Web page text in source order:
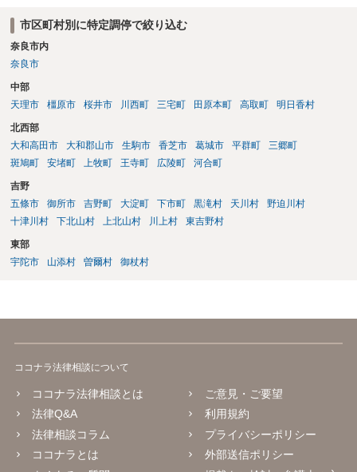
市区町村別に特定調停で絞り込む
奈良市内
奈良市
中部
天理市
橿原市 桜井市 川西町 三宅町 田原本町 高取町 明日香村
北西部
大和高田市
大和郡山市 生駒市 香芝市 葛城市 平群町
三郷町
斑鳩町
安堵町 上牧町 王寺町 広陵町 河合町
吉野
五條市
御所市 吉野町 大淀町 下市町 黒滝村 天川村
野迫川村
十津川村
下北山村 上北山村 川上村 東吉野村
東部
宇陀市
山添村 曽爾村 御杖村
ココナラ法律相談について
ココナラ法律相談とは
法律Q&A
法律相談コラム
ココナラとは
ご意見・ご要望
利用規約
プライバシーポリシー
外部送信ポリシー